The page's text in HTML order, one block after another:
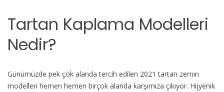
Tartan Kaplama Modelleri
Nedir?
Günümüzde pek çok alanda tercih edilen 2021 tartan zemin
modelleri hemen hemen birçok alanda karşımıza çıkıyor. Hijyenik